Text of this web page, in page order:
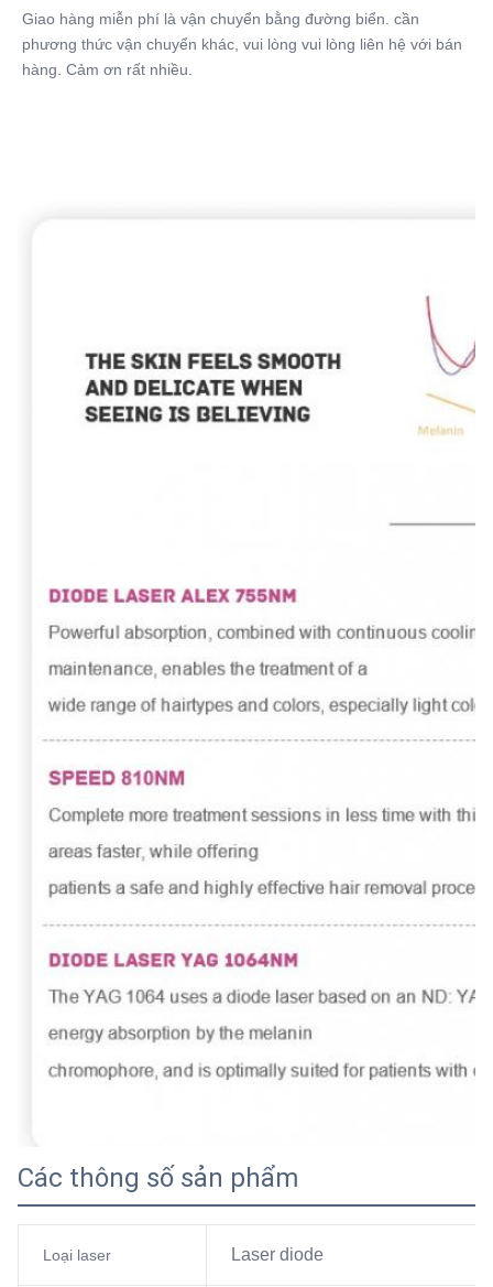
Giao hàng miễn phí là vận chuyển bằng đường biển. cần
phương thức vận chuyển khác, vui lòng vui lòng liên hệ với bán
hàng. Cảm ơn rất nhiều.
Các thông số sản phẩm
Loại laser Laser diode